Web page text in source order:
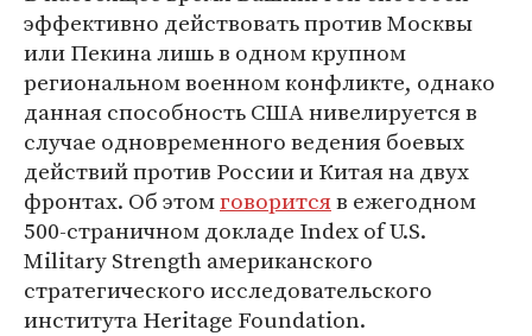
эффективно действовать против Москвы
или Пекина лишь в одном крупном
региональном военном конфликте, однако
данная способность США нивелируется в
случае одновременного ведения боевых
действий против России и Китая на двух
фронтах. Об этомговоритсяв ежегодном
500-страничном докладе Index of U.S.
Military Strength американского
стратегического исследовательского
института Heritage Foundation.